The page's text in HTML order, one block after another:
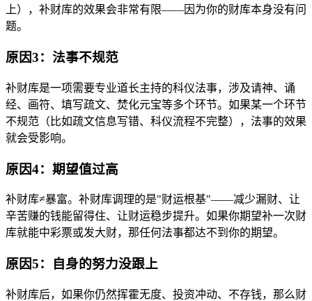
上），补财库的效果会非常有限——因为你的财库本身没有问
题。
原因3：法事不规范
补财库是一项需要专业道长主持的科仪法事，涉及请神、诵
经、画符、填写疏文、焚化元宝等多个环节。如果某一个环节
不规范（比如疏文信息写错、科仪流程不完整），法事的效果
就会受影响。
原因4：期望值过高
补财库≠暴富。补财库调理的是"财运根基"——减少漏财、让
辛苦赚的钱能留得住、让财运稳步提升。如果你期望补一次财
库就能中彩票或发大财，那任何法事都达不到你的期望。
原因5：自身的努力没跟上
补财库后，如果你仍然挥霍无度、投资冲动、不存钱，那么财